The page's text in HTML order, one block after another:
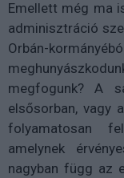
Emellett még ma
adminisztráció
Orbán-
megfogunk? A
elsősorban, vagy
folyamatosan
amelynek
nagyban függ az